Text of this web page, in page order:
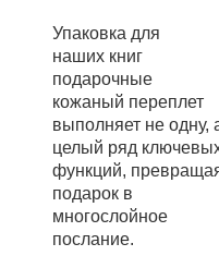
Упаковка для
наших книг
подарочные
кожаный переплет
выполняет не одну,
целый ряд
функций,
подарок в
многослойное
послание.